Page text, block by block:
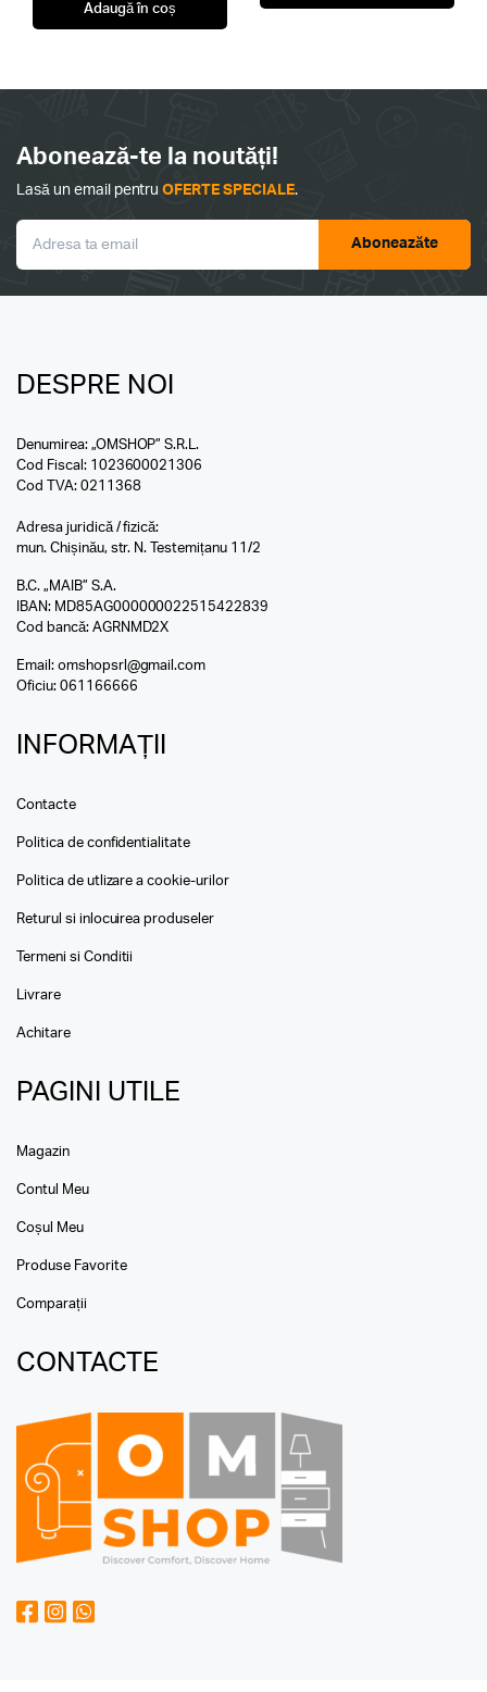
Adaugă în coș
Abonează-te la noutăți!
Lasă un email pentruOFERTE SPECIALE.
Aboneazăte
DESPRE NOI
Denumirea: „OMSHOP” S.R.L.
Cod Fiscal: 1023600021306
Cod TVA: 0211368
Adresa juridică / fizică:
mun. Chișinău, str. N. Testemițanu 11/2
B.C. „MAIB” S.A.
IBAN: MD85AG000000022515422839
Cod bancă: AGRNMD2X
Email: omshopsrl@gmail.com
Oficiu: 061166666
INFORMAȚII
Contacte
Politica de confidentialitate
Politica de utlizare a cookie-urilor
Returul si inlocuirea produseler
Termeni si Conditii
Livrare
Achitare
PAGINI UTILE
Magazin
Contul Meu
Coșul Meu
Produse Favorite
Comparații
CONTACTE